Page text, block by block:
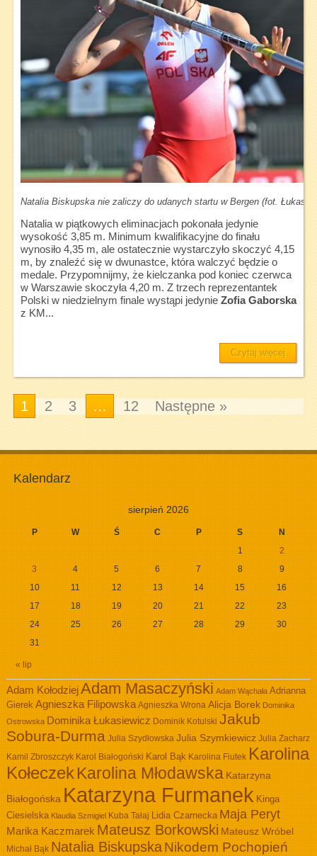
Natalia Biskupska nie zaliczy do udanych startu w Bergen (fot. Łukasz
Natalia w piątkowych eliminacjach pokonała jedynie
wysokość 3,85 m. Minimum kwalifikacyjne do finału
wynosiło 4,35 m, ale ostatecznie wystarczyło skoczyć 4,15
m, by znaleźć się w dwunastce, która walczyć będzie o
medale. Przypomnijmy, że kielczanka pod koniec czerwca
w Warszawie skoczyła 4,20 m. Z trzech reprezentantek
Polski w niedzielnym finale wystąpi jedynie Zofia Gaborska
z KM...
Czytaj więcej
1 2 3 … 12 Następne »
Kalendarz
sierpień 2026
P W Ś C P S N
« lip
1
2
3
4 5 6 7 8
9
10
11 12 13 14 15
16
17
18 19 20 21 22
23
24
25 26 27 28 29
30
31
Adam KołodziejAdam Masaczyński Adam Wąchała Adrianna
Gierek Agnieszka Filipowska Agnieszka Wrona Alicja Borek Dominika
Ostrowska Dominika Łukasiewicz Dominik Kotulski Jakub
Sobura-Durma Julia Szydłowska Julia Szymkiewicz Julia Zacharz
Kamil Zbroszczyk Karol Białogoński Karol Bąk Karolina Fiutek Karolina
KołeczekKarolina Młodawska Katarzyna
Białogońska Katarzyna Furmanek Kinga
Ciesielska Klaudia Szmigiel Kuba Tałaj Lidia Czarnecka Maja Peryt
Marika Kaczmarek Mateusz Borkowski Mateusz Wróbel
Michał Bąk Natalia BiskupskaNikodem Pochopień